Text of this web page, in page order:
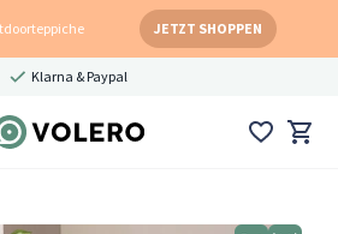
JETZT SHOPPEN
Klarna & Paypal